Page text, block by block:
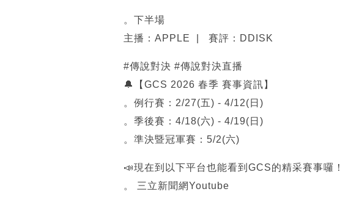
。下半場
主播：APPLE | 賽評：DDISK
#傳說對決 #傳說對決直播
🔔【GCS 2026 春季 賽事資訊】
。例行賽：2/27(五) - 4/12(日)
。季後賽：4/18(六) - 4/19(日)
。準決暨冠軍賽：5/2(六)
📣現在到以下平台也能看到GCS的精采賽事囉！
。 三立新聞網Youtube